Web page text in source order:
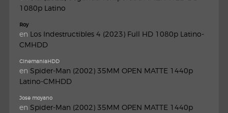
1080p Latino
Roy
en Los Indestructibles 4 (2023) Full HD 1080p Latino-
CMHDD
CinemaniaHDD
en Spider-Man (2002) 35MM OPEN MATTE 1440p
Latino-CMHDD
Jose moyano
en Spider-Man (2002) 35MM OPEN MATTE 1440p